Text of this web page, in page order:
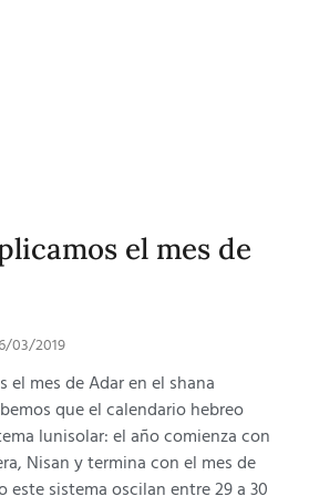
el mes de
03/2019
el mes de Adar en el shana
que el calendario hebreo
lunisolar: el año comienza con
Nisan y termina con el mes de